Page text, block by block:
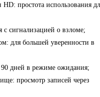
простота использования
с сигнализацией о взломе;
для большей уверенности в
90 дней в режиме ожидания;
просмотр записей через